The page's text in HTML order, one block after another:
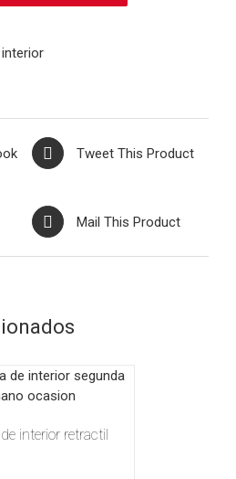
Tweet This Product
Mail This Product
interior retractil